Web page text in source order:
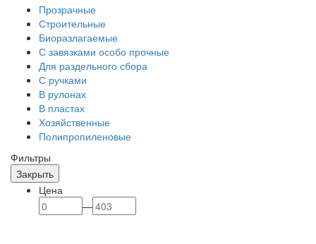
Прозрачные
Строительные
Биоразлагаемые
С завязками особо прочные
Для раздельного сбора
С ручками
В рулонах
В пластах
Хозяйственные
Полипропиленовые
Фильтры
Закрыть
Цена
—